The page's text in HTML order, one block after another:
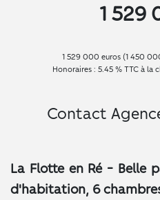
1 529
1 529 000 euros (1 450
Honoraires : 5.45 % TTC à la
Contact
La Flotte en Ré - Belle
d'habitation, 6